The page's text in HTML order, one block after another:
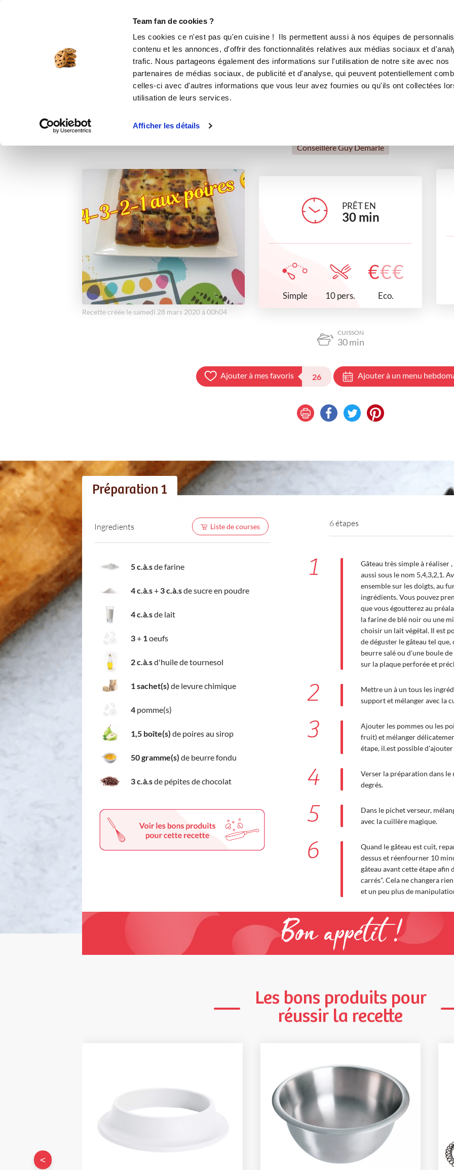
Team fan de cookies ?
Les cookies ce n'est pas qu'en cuisine ! Ils permettent aussi à nos équipes de
contenu et les annonces, d'offrir des fonctionnalités relatives aux médias sociaux et
trafic. Nous partageons également des informations sur l'utilisation de notre site avec nos
partenaires de médias sociaux, de publicité et d'analyse, qui peuvent potentiellement
celles-ci avec d'autres informations que vous leur avez fournies ou qu'ils ont collectées
utilisation de leurs services.
Afficher les détails
5,4,3,2,1 ou gâteau des petits aux fruits et
desserts Sans lactose Tea time Petits gourmands Automne
Conseillère Guy Demarle
Recette créée le samedi 28 mars 2020 à 00h04
PRÊT EN
30 min
Simple 10 pers.
€€€
Eco.
CUISSON
30min
Ajouter à mes favoris 26 Ajouter à un menu
Préparation 1
Ingredients Liste de courses
5 c.à.sde farine
4 c.à.s+ 3 c.à.sde sucre en poudre
4 c.à.sde lait
3+ 1 oeufs
2 c.à.sd'huile de tournesol
1 sachet(s) de levure chimique
4 pomme(s)
1,5 boîte(s) de poires au sirop
50 gramme(s) de beurre fondu
3 c.à.sde pépites de chocolat
6 étapes
1
Gâteau très simple à réaliser
aussi sous le nom 5,4,3,2,1.
ensemble sur les doigts, au
ingrédients. Vous pouvez
que vous égoutterez au
la farine de blé noir ou une
choisir un lait végétal. Il est
de déguster le gâteau tel
beurre salé ou d'une boule
sur la plaque perforée et
2
Mettre un à un tous les
support et mélanger avec la
3
Ajouter les pommes ou les
fruit) et mélanger
étape, il.est possible
4
Verser la préparation dans
degrés.
5
Dans le pichet verseur,
avec la cuillère magique.
6
Quand le gâteau est cuit,
dessus et réenfourner 10
gâteau avant cette étape
carrés". Cela ne changera
et un peu plus de
Bon appétit !
Les bons produits pour
réussir la recette
<